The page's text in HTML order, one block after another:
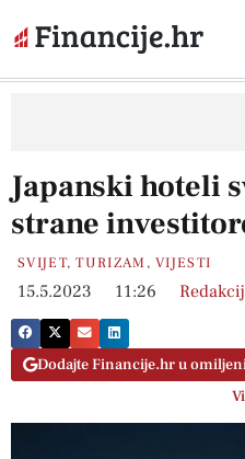
Japanski hoteli
strane
SVIJET,TURIZAM ,VIJESTI
15.5.2023 11:26
Dodajte Financije.hr u